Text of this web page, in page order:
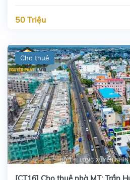
50 Triệu
Cho thuê